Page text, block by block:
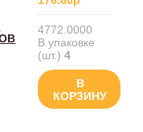
4772.0000
В упаковке
(шт.)4
В
КОРЗИНУ